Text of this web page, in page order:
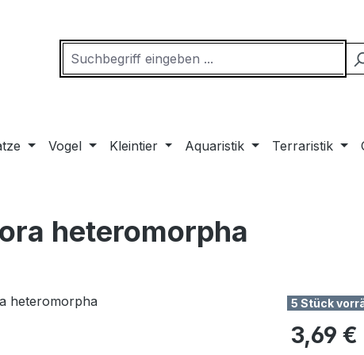
Vogel Kleintier Aquaristik Terraristik
heteromorpha
5 Stück
Regulärer
3,69 €